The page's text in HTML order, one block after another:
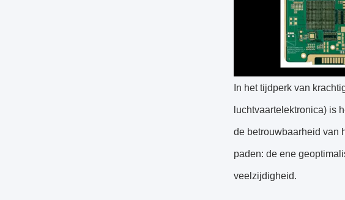
In het tijdperk van
luchtvaartelektronica) is
de betrouwbaarheid van
paden: de ene
veelzijdigheid.